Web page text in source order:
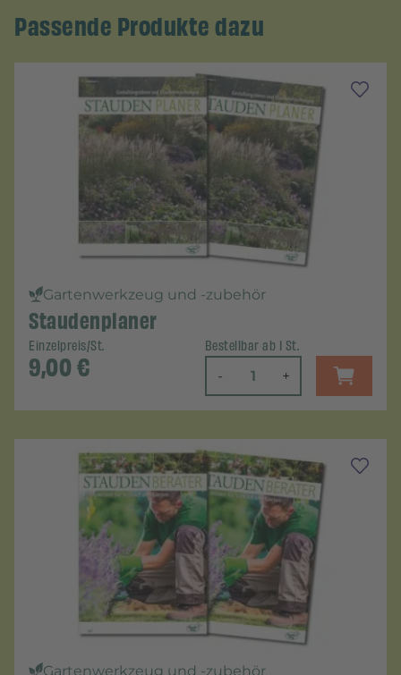
Passende Produkte dazu
Gartenwerkzeug und -zubehör
Staudenplaner
Einzelpreis/St.
9,00€
Bestellbar ab 1 St.
- +
Gartenwerkzeug und -zubehör